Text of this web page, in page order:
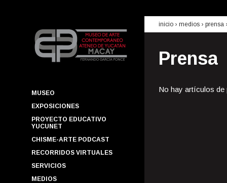
MUSEO
EXPOSICIONES
PROYECTO EDUCATIVO
YUCUNET
CHISME-ARTE PODCAST
RECORRIDOS VIRTUALES
SERVICIOS
MEDIOS
inicio › medios › prensa
Prensa
No hay artículos de